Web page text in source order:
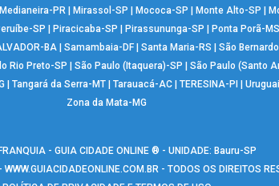
Medianeira-PR | Mirassol-SP | Mococa-SP | Monte Alto-SP |
SP | Piracicaba-SP | Pirassununga-SP | Ponta Porã-MS
BA| Samambaia-DF| Santa Maria-RS | São
Rio Preto-SP | São Paulo (Itaquera)-SP | São Paulo (Santo
| Tangará da Serra-MT| Tarauacá-AC| TERESINA-PI |
Zona da Mata-MG
- GUIA CIDADE ONLINE ® - UNIDADE: Bauru-SP
WWW.GUIACIDADEONLINE.COM.BR - TODOS OS DIREITOS